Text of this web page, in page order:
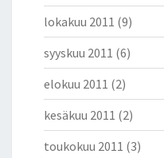
lokakuu 2011 (9)
syyskuu 2011 (6)
elokuu 2011 (2)
kesäkuu 2011 (2)
toukokuu 2011 (3)